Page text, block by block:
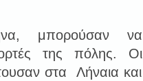
μπορούσαν να
της πόλης. Οι
στα Λήναια και